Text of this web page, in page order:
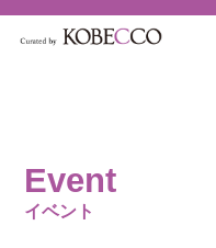
Event
イベント